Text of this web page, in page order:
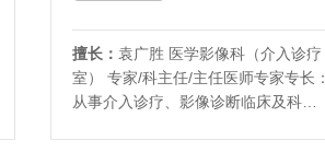
擅长： 袁广胜 医学影像科（介入诊疗
室） 专家/科主任/主任医师专家专长：
从事介入诊疗、影像诊断临床及科研